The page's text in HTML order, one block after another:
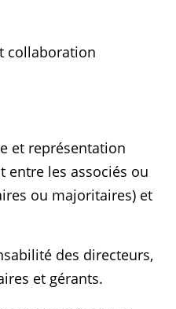
et représentation
entre les associés ou
ou majoritaires) et
des directeurs,
et gérants.